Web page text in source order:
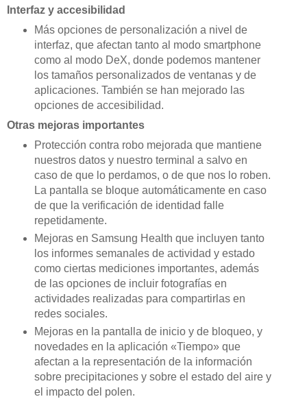
Interfaz y accesibilidad
Más opciones de personalización a nivel de
interfaz, que afectan tanto al modo smartphone
como al modo DeX, donde podemos mantener
los tamaños personalizados de ventanas y de
aplicaciones. También se han mejorado las
opciones de accesibilidad.
Otras mejoras importantes
Protección contra robo mejorada que mantiene
nuestros datos y nuestro terminal a salvo en
caso de que lo perdamos, o de que nos lo roben.
La pantalla se bloque automáticamente en caso
de que la verificación de identidad falle
repetidamente.
Mejoras en Samsung Health que incluyen tanto
los informes semanales de actividad y estado
como ciertas mediciones importantes, además
de las opciones de incluir fotografías en
actividades realizadas para compartirlas en
redes sociales.
Mejoras en la pantalla de inicio y de bloqueo, y
novedades en la aplicación «Tiempo» que
afectan a la representación de la información
sobre precipitaciones y sobre el estado del aire y
el impacto del polen.